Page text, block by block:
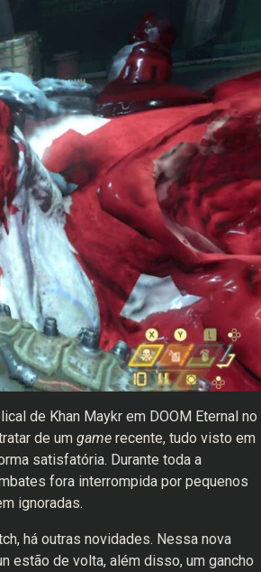
de Khan Maykr em DOOM Eternal no
de um game recente, tudo visto em
satisfatória. Durante toda a
fora interrompida por pequenos
ignoradas.
há outras novidades. Nessa nova
estão de volta, além disso, um gancho